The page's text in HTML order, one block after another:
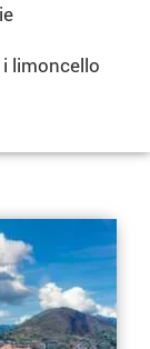
limoncello